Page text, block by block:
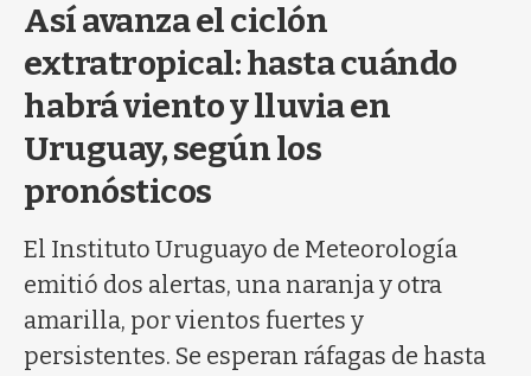
Así avanza el ciclón
extratropical: hasta cuándo
habrá viento y lluvia en
Uruguay, según los
pronósticos
El Instituto Uruguayo de Meteorología
emitió dos alertas, una naranja y otra
amarilla, por vientos fuertes y
persistentes. Se esperan ráfagas de hasta